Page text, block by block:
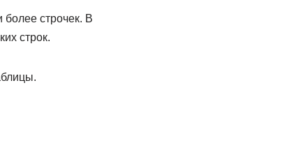
более строчек. В
строк.